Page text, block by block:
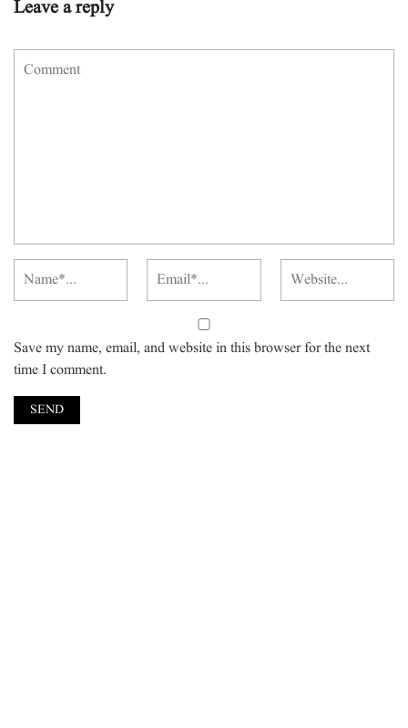
Leave a reply
Save my name, email, and website in this browser for the next
time I comment.